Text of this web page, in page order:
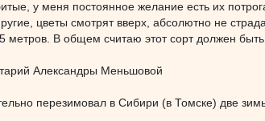
у меня постоянное желание есть их
цветы смотрят вверх, абсолютно не
метров. В общем считаю этот сорт должен
Александры Меньшовой
перезимовал в Сибири (в Томске) две